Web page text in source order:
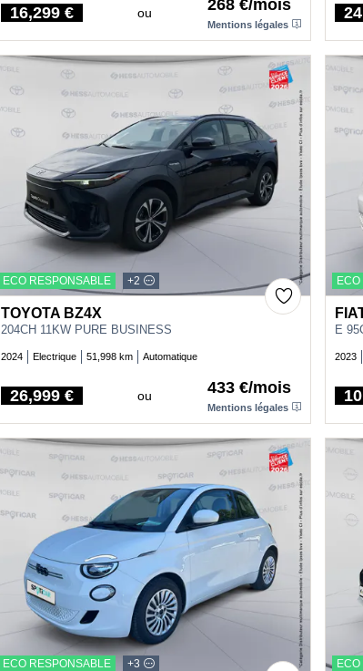
Price
16,299 € ou 268 €/mois
Mentions légales
ECO RESPONSABLE +2
TOYOTA BZ4X
204CH 11KW PURE BUSINESS
2024 Electrique 51,998 km Automatique
Price
26,999 € ou 433 €/mois
Mentions légales
E
2023
ECO RESPONSABLE +3